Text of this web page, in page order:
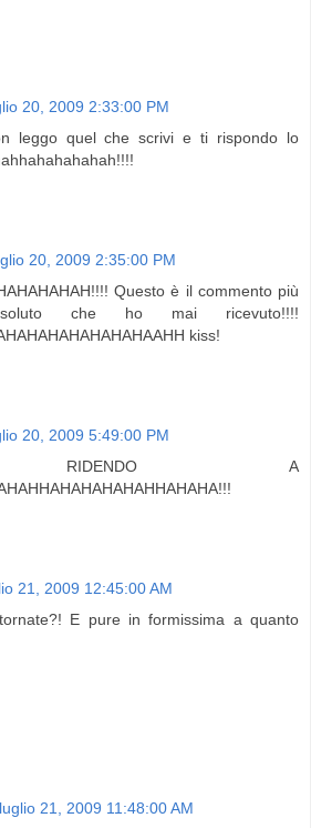
20, 2009 2:33:00 PM
leggo quel che scrivi e ti rispondo lo
20, 2009 2:35:00 PM
Questo è il commento più
che ho mai ricevuto!!!!
kiss!
20, 2009 5:49:00 PM
A
21, 2009 12:45:00 AM
E pure in formissima a quanto
21, 2009 11:48:00 AM